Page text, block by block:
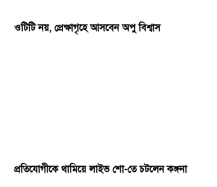
ওটিটি নয়, প্রেক্ষাগৃহে আসবেন অপু বিশ্বাস
প্রতিযোগীকে থামিয়ে লাইভ শো-তে চটলেন কঙ্গনা